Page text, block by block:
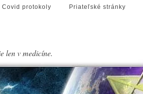
Covid protokoly Priateľské stránky
len v medicíne.